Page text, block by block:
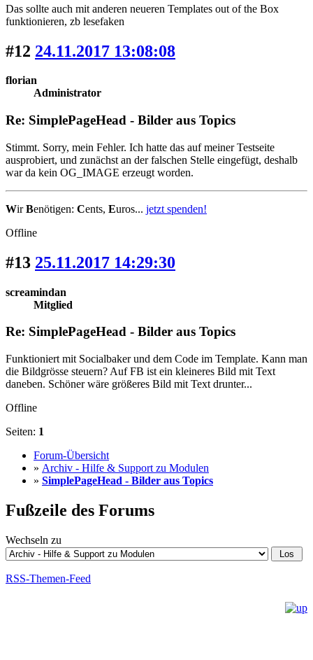
Das sollte auch mit anderen neueren Templates out of the Box
funktionieren, zb lesefaken
#12 24.11.2017 13:08:08
florian
Administrator
Re: SimplePageHead - Bilder aus Topics
Stimmt. Sorry, mein Fehler. Ich hatte das auf meiner Testseite
ausprobiert, und zunächst an der falschen Stelle eingefügt, deshalb
war da kein OG_IMAGE erzeugt worden.
WirBenötigen: Cents, Euros... jetzt spenden!
Offline
#13 25.11.2017 14:29:30
screamindan
Mitglied
Re: SimplePageHead - Bilder aus Topics
Funktioniert mit Socialbaker und dem Code im Template. Kann man
die Bildgrösse steuern? Auf FB ist ein kleineres Bild mit Text
daneben. Schöner wäre größeres Bild mit Text drunter...
Offline
Seiten: 1
Forum-Übersicht
» Archiv - Hilfe & Support zu Modulen
» SimplePageHead - Bilder aus Topics
Fußzeile des Forums
Wechseln zu
RSS-Themen-Feed